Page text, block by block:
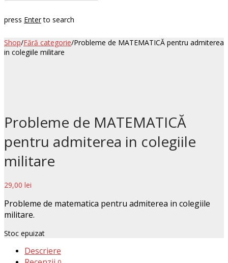
press Enterto search
Shop/Fără categorie/Probleme de MATEMATICĂ pentru admiterea
in colegiile militare
Probleme de MATEMATICĂ
pentru admiterea in colegiile
militare
29,00 lei
Probleme de matematica pentru admiterea in colegiile
militare.
Stoc epuizat
Descriere